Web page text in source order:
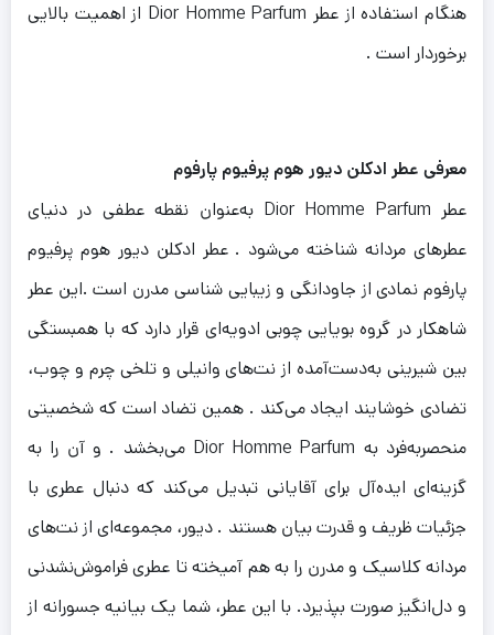
هنگام استفاده از عطر Dior Homme Parfum از اهمیت بالایی
برخوردار است .
معرفی عطر ادکلن دیور هوم پرفیوم پارفوم
عطر Dior Homme Parfum به‌عنوان نقطه عطفی در دنیای
عطرهای مردانه شناخته می‌شود . عطر ادکلن دیور هوم پرفیوم
پارفوم نمادی از جاودانگی و زیبایی شناسی مدرن است .این عطر
شاهکار در گروه بویایی چوبی ادویه‌ای قرار دارد که با همبستگی
بین شیرینی به‌دست‌آمده از نت‌های وانیلی و تلخی چرم و چوب،
تضادی خوشایند ایجاد می‌کند . همین تضاد است که شخصیتی
منحصربه‌فرد به Dior Homme Parfum می‌بخشد . و آن را به
گزینه‌ای ایده‌آل برای آقایانی تبدیل می‌کند که دنبال عطری با
جزئیات ظریف و قدرت بیان هستند . دیور، مجموعه‌ای از نت‌های
مردانه کلاسیک و مدرن را به هم آمیخته تا عطری فراموش‌نشدنی
و دل‌انگیز صورت بپذیرد. با این عطر، شما یک بیانیه جسورانه از